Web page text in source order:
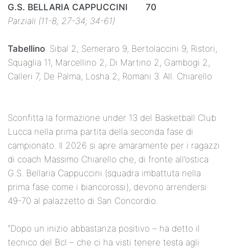
G.S. BELLARIA CAPPUCCINI 70
Parziali (11-8; 27-34; 34-61)
Tabellino: Sibal 2, Semeraro 9, Bertolaccini 9, Ristori,
Squaglia 11, Marcellino 2, Di Martino 2, Gambogi 2,
Calleri 7, De Palma, Losha 2, Romani 3. All. Chiarello
Sconfitta la formazione under 13 del Basketball Club
Lucca nella prima partita della seconda fase di
campionato. Il 2026 si apre amaramente per i ragazzi
di coach Massimo Chiarello che, di fronte all’ostica
G.S. Bellaria Cappuccini (squadra imbattuta nella
prima fase come i biancorossi), devono arrendersi
49-70 al palazzetto di San Concordio.
“Dopo un inizio abbastanza positivo – ha detto il
tecnico del Bcl – che ci ha visti tenere testa agli